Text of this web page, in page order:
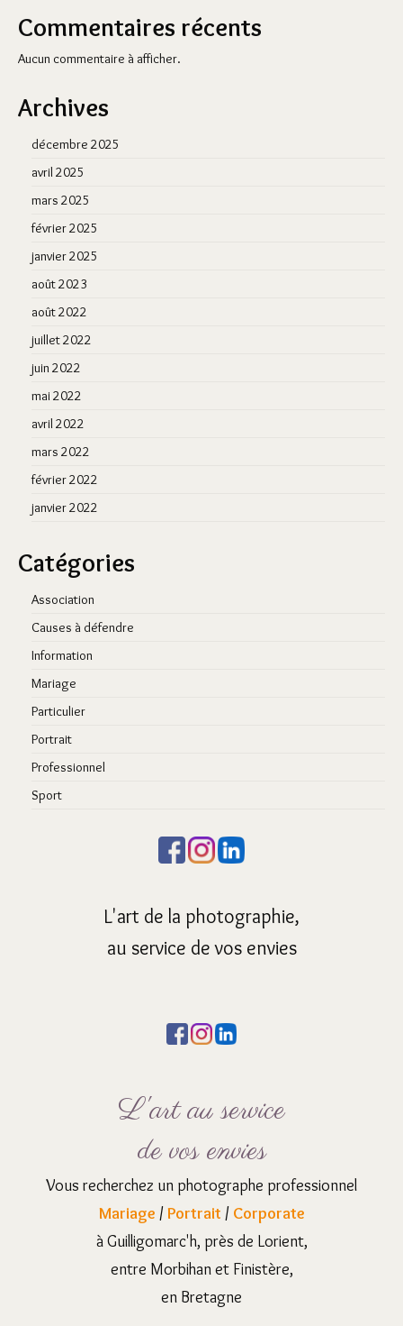
Commentaires récents
Aucun commentaire à afficher.
Archives
décembre 2025
avril 2025
mars 2025
février 2025
janvier 2025
août 2023
août 2022
juillet 2022
juin 2022
mai 2022
avril 2022
mars 2022
février 2022
janvier 2022
Catégories
Association
Causes à défendre
Information
Mariage
Particulier
Portrait
Professionnel
Sport
L'art de la photographie,
au service de vos envies
L'art au service
de vos envies
Vous recherchez un photographe professionnel
Mariage /Portrait / Corporate
à Guilligomarc'h, près de Lorient,
entre Morbihan et Finistère,
en Bretagne